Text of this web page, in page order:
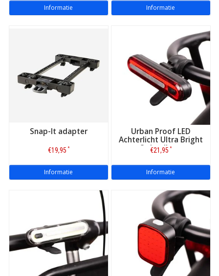
Informatie Informatie
Snap-It adapter
€19,95 *
Informatie
Urban Proof LED
Achterlicht Ultra Bright
Oplaadbaar
€21,95 *
Informatie